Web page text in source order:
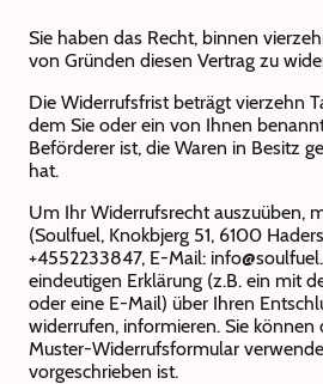
Sie haben das Recht, binnen
von Gründen diesen Vertrag zu
Die Widerrufsfrist beträgt vierzehn
dem Sie oder ein von Ihnen
Beförderer ist, die Waren in Besitz
hat.
Um Ihr Widerrufsrecht auszuüben,
(Soulfuel, Knokbjerg 51, 6100
+4552233847, E-Mail:
eindeutigen Erklärung (z.B. ein mit
oder eine E-Mail) über Ihren
widerrufen, informieren. Sie können
Muster-Widerrufsformular
vorgeschrieben ist.